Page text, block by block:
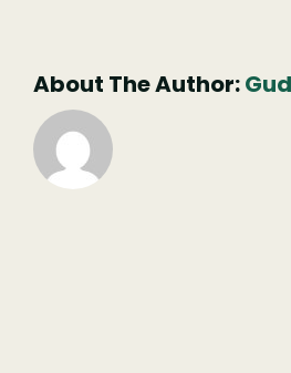
About The Author: